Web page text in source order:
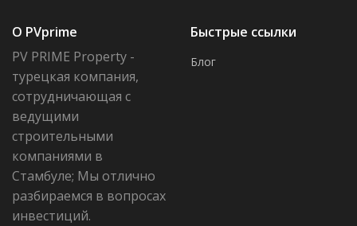
О PVprime
PV PRIME Property -
турецкая компания,
сотрудничающая с
ведущими
строительными
компаниями в
Стамбуле; Мы отлично
разбираемся в вопросах
инвестиций.
Быстрые ссылки
Блог